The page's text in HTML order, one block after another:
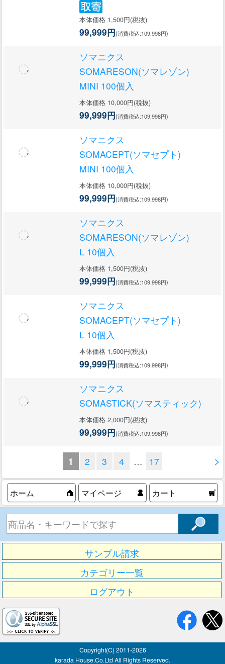
本体価格 1,500円(税抜)
99,999円(消費税込:109,998円)
ソマニクス
SOMARESON(ソマレゾン)
MINI 100個入
本体価格 10,000円(税抜)
99,999円(消費税込:109,998円)
ソマニクス
SOMACEPT(ソマセプト)
MINI 100個入
本体価格 10,000円(税抜)
99,999円(消費税込:109,998円)
ソマニクス
SOMARESON(ソマレゾン)
L 10個入
本体価格 1,500円(税抜)
99,999円(消費税込:109,998円)
ソマニクス
SOMACEPT(ソマセプト)
L 10個入
本体価格 1,500円(税抜)
99,999円(消費税込:109,998円)
ソマニクス
SOMASTICK(ソマスティック)
本体価格 2,000円(税抜)
99,999円(消費税込:109,998円)
>
1 2 3 4 … 17
ホーム マイページ カート
サンプル請求
カテゴリー一覧
ログアウト
Copyright(C) 2011-2026
karada House.Co.Ltd All Rights Reserved.